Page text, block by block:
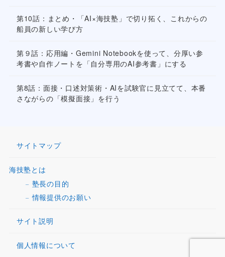
第10話：まとめ・「AI×海技塾」で切り拓く、これからの
船員の新しい学び方
第９話：応用編・Gemini Notebookを使って、分厚い参
考書や自作ノートを「自分専用のAI参考書」にする
第8話：面接・口述対策術・AIを試験官に見立てて、本番
さながらの「模擬面接」を行う
サイトマップ
海技塾とは
塾長の目的
情報提供のお願い
サイト説明
個人情報について